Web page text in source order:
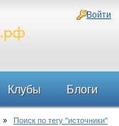
Войти
Клубы Блоги
» Поиск по тегу "источники"